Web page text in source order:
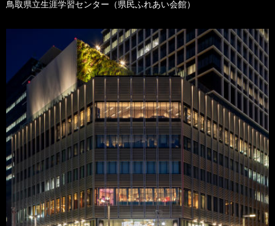
鳥取県立生涯学習センター（県民ふれあい会館）